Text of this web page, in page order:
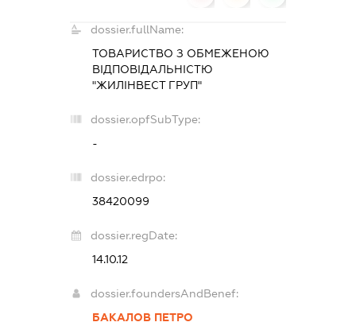
dossier.fullName:
ТОВАРИСТВО З ОБМЕЖЕНОЮ
ВІДПОВІДАЛЬНІСТЮ
"ЖИЛІНВЕСТ ГРУП"
dossier.opfSubType:
-
dossier.edrpo:
38420099
dossier.regDate:
14.10.12
dossier.foundersAndBenef:
БАКАЛОВ ПЕТРО